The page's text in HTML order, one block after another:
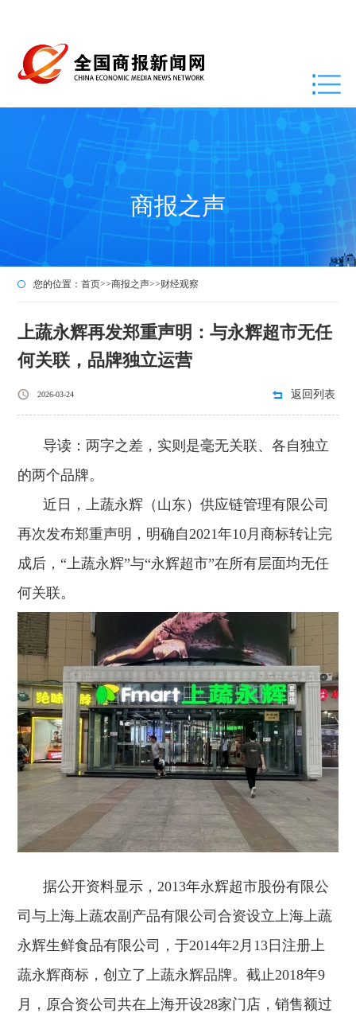
商报之声
您的位置：首页>>商报之声>>财经观察
上蔬永辉再发郑重声明：与永辉超市无任
何关联，品牌独立运营
2026-03-24 返回列表
导读：两字之差，实则是毫无关联、各自独立
的两个品牌。
近日，上蔬永辉（山东）供应链管理有限公司
再次发布郑重声明，明确自2021年10月商标转让完
成后，“上蔬永辉”与“永辉超市”在所有层面均无任
何关联。
据公开资料显示，2013年永辉超市股份有限公
司与上海上蔬农副产品有限公司合资设立上海上蔬
永辉生鲜食品有限公司，于2014年2月13日注册上
蔬永辉商标，创立了上蔬永辉品牌。截止2018年9
月，原合资公司共在上海开设28家门店，销售额过